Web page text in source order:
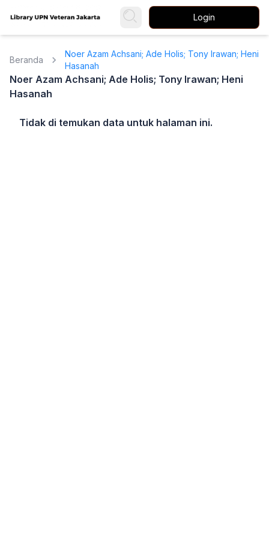
Login
Beranda
Noer Azam Achsani; Ade Holis; Tony Irawan; Heni
Hasanah
Noer Azam Achsani; Ade Holis; Tony Irawan; Heni
Hasanah
Tidak di temukan data untuk halaman ini.